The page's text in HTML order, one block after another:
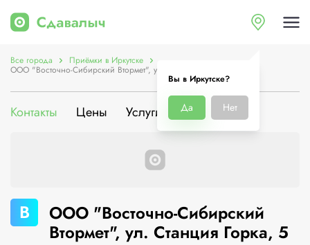
Вы в Иркутске?
Да Нет
Все города Приёмки в Иркутске
ООО "Восточно-Сибирский Втормет", ул. Станция Горка, 5
Контакты Цены Услуги О компании
В
ООО "Восточно-Сибирский
Втормет", ул. Станция Горка, 5